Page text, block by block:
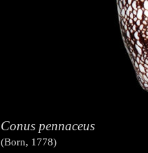
Conus pennaceus
(Born, 1778)